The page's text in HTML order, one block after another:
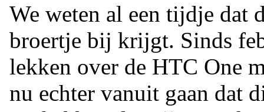
We weten al een tijdje dat
broertje bij krijgt. Sinds
lekken over de HTC One
nu echter vanuit gaan dat